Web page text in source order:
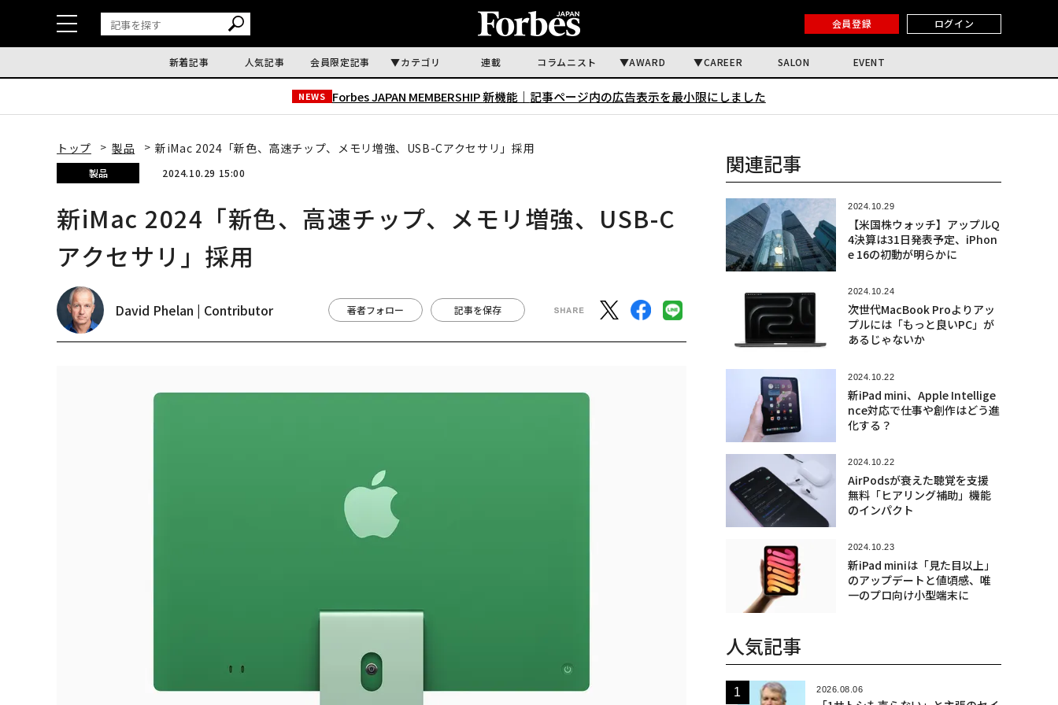
会員登録 ログイン
新着記事 人気記事 会員限定記事 カテゴリ 連載 コラムニスト AWARD CAREER SALON EVENT
NEWS Forbes JAPAN MEMBERSHIP 新機能｜ 記事ページ内の広告表示を最小限にしました
トップ 製品 新iMac 2024「新色、高速チップ、メモリ増強、USB-Cアクセサリ」採用
製品 2024.10.29 15:00
新iMac 2024「新色、高速チップ、メモリ増強、USB-C
アクセサリ」採用
David Phelan | Contributor 著者フォロー 記事を保存
関連記事
2024.10.29
【米国株ウォッチ】アップルQ
4決算は31日発表予定、iPhon
e 16の初動が明らかに
2024.10.24
次世代MacBook Proよりアッ
プルには「もっと良いPC」が
あるじゃないか
2024.10.22
新iPad mini、Apple Intellige
nce対応で仕事や創作はどう進
化する？
2024.10.22
AirPodsが衰えた聴覚を支援
無料「ヒアリング補助」機能
のインパクト
2024.10.23
新iPad miniは「見た目以上」
のアップデートと値頃感、唯
一のプロ向け小型端末に
人気記事
2026.08.06